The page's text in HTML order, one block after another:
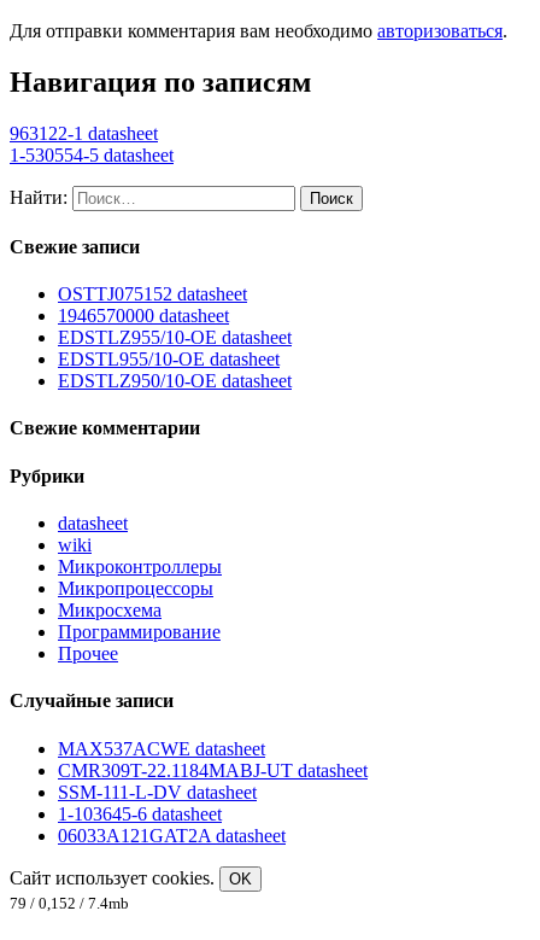
Для отправки комментария вам необходимо авторизоваться.
Навигация по записям
963122-1 datasheet
1-530554-5 datasheet
Найти:
Свежие записи
OSTTJ075152 datasheet
1946570000 datasheet
EDSTLZ955/10-OE datasheet
EDSTL955/10-OE datasheet
EDSTLZ950/10-OE datasheet
Свежие комментарии
Рубрики
datasheet
wiki
Микроконтроллеры
Микропроцессоры
Микросхема
Программирование
Прочее
Случайные записи
MAX537ACWE datasheet
CMR309T-22.1184MABJ-UT datasheet
SSM-111-L-DV datasheet
1-103645-6 datasheet
06033A121GAT2A datasheet
Сайт использует cookies.
OK
79 / 0,152 / 7.4mb